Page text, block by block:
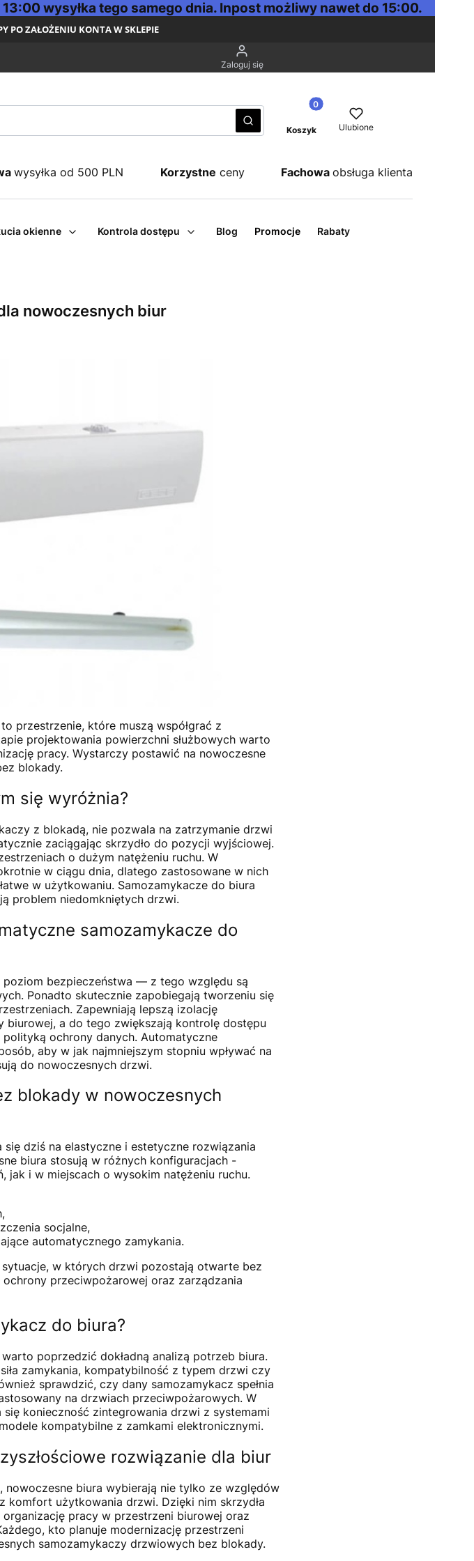
wysyłka tego samego dnia. Inpost możliwy nawet do 15:00.
PO ZAŁOŻENIU KONTA W SKLEPIE
Zaloguj się
WyczyśćSzukaj
Produkty w koszyku: 0. Zobacz
Koszyk Ulubione
wysyłka od 500 PLN Korzystne ceny Fachowa obsługa klienta
okienne Kontrola dostępu Blog Promocje Rabaty
nowoczesnych biur
przestrzenie, które muszą współgrać z
projektowania powierzchni służbowych warto
pracy. Wystarczy postawić na nowoczesne
blokady.
się wyróżnia?
z blokadą, nie pozwala na zatrzymanie drzwi
zaciągając skrzydło do pozycji wyjściowej.
o dużym natężeniu ruchu. W
w ciągu dnia, dlatego zastosowane w nich
w użytkowaniu. Samozamykacze do biura
problem niedomkniętych drzwi.
samozamykacze do
poziom bezpieczeństwa — z tego względu są
Ponadto skutecznie zapobiegają tworzeniu się
Zapewniają lepszą izolację
biurowej, a do tego zwiększają kontrolę dostępu
ochrony danych. Automatyczne
aby w jak najmniejszym stopniu wpływać na
do nowoczesnych drzwi.
blokady w nowoczesnych
dziś na elastyczne i estetyczne rozwiązania
biura stosują w różnych konfiguracjach -
jak i w miejscach o wysokim natężeniu ruchu.
socjalne,
automatycznego zamykania.
w których drzwi pozostają otwarte bez
przeciwpożarowej oraz zarządzania
do biura?
poprzedzić dokładną analizą potrzeb biura.
zamykania, kompatybilność z typem drzwi czy
sprawdzić, czy dany samozamykacz spełnia
na drzwiach przeciwpożarowych. W
konieczność zintegrowania drzwi z systemami
kompatybilne z zamkami elektronicznymi.
rozwiązanie dla biur
nowoczesne biura wybierają nie tylko ze względów
komfort użytkowania drzwi. Dzięki nim skrzydła
pracy w przestrzeni biurowej oraz
kto planuje modernizację przestrzeni
samozamykaczy drzwiowych bez blokady.